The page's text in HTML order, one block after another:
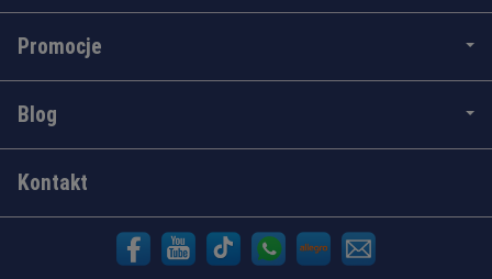
Promocje
Blog
Kontakt